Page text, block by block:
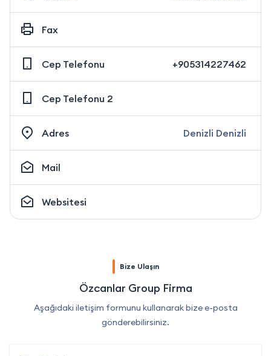
Fax
Cep Telefonu +905314227462
Cep Telefonu 2
Adres Denizli Denizli
Mail
Websitesi
Bize Ulaşın
Özcanlar Group Firma
Aşağıdaki iletişim formunu kullanarak bize e-posta
gönderebilirsiniz.